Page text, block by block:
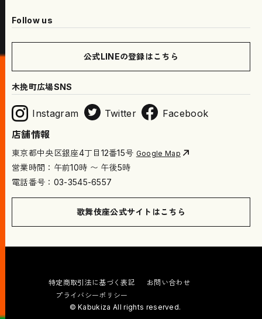
Follow us
公式LINEの登録はこちら
木挽町広場SNS
Instagram Twitter
Facebook
店舗情報
東京都中央区銀座4丁目12番15号 Google Map
営業時間：午前10時 〜 午後5時
電話番号：03-3545-6557
歌舞伎座公式サイトはこちら
特定商取引法に基づく表記
プライバシーポリシー
お問い合わせ
© Kabukiza All rights reserved.